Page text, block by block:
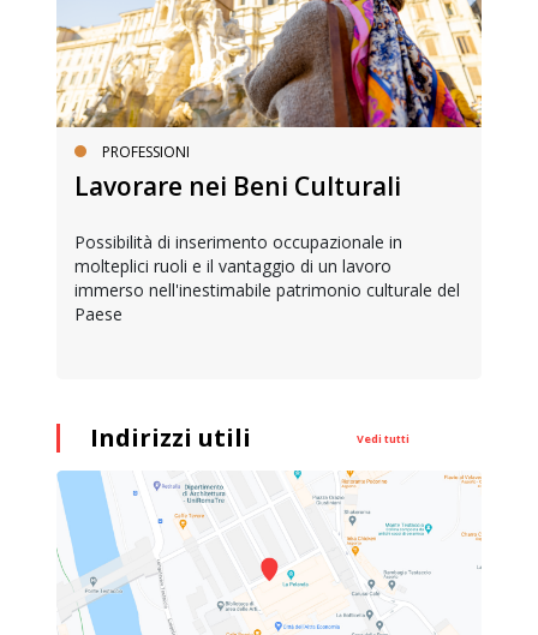
PROFESSIONI
Lavorare nei Beni Culturali
Possibilità di inserimento occupazionale in
molteplici ruoli e il vantaggio di un lavoro
immerso nell'inestimabile patrimonio culturale del
Paese
Indirizzi utili Vedi tutti